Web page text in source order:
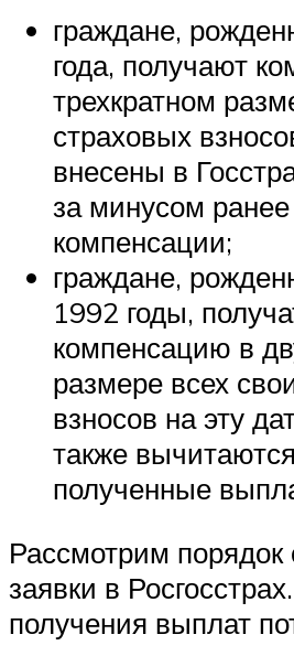
граждане,
года, получают
трехкратном
страховых
внесены в
за минусом
компенсации;
граждане,
1992 годы,
компенсацию в
размере всех
взносов на эту
также
полученные
Рассмотрим
заявки в
получения выплат